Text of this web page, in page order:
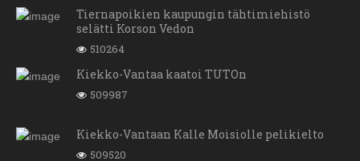
Tiernapoikien kaupungin tähtimiehistö
selätti Korson Vedon
510264
Kiekko-Vantaa kaatoi TUTOn
509987
Kiekko-Vantaan Kalle Moisiolle pelikielto
509520